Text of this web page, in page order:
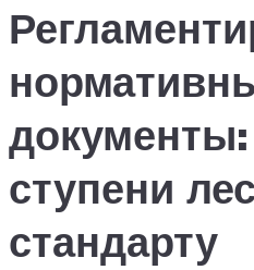
ступени
стандарту